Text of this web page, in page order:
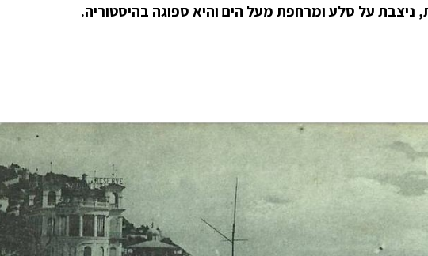
ניצבת על סלע ומרחפת מעל הים והיא ספוגה בהיסטוריה.